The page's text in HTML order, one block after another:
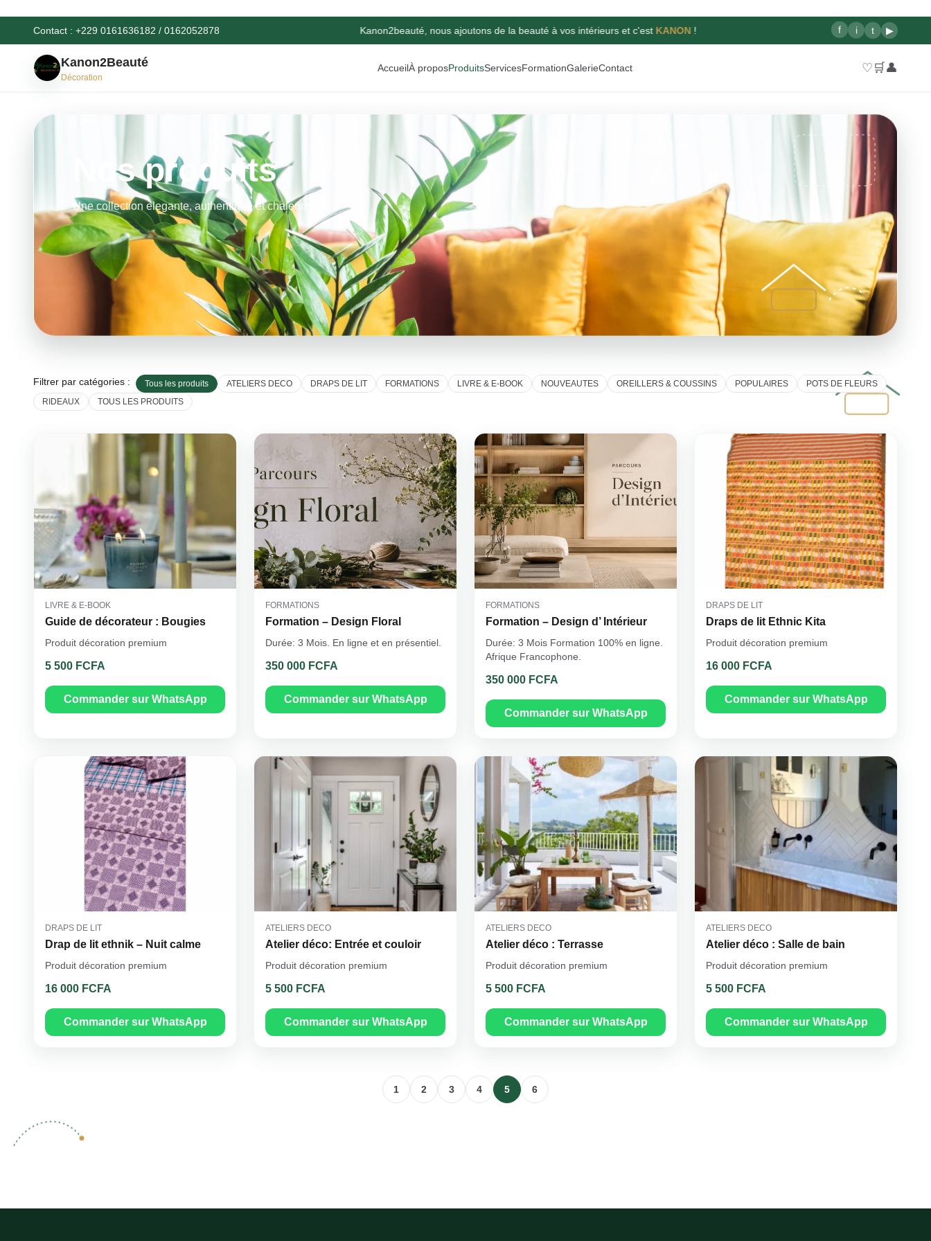
Contact : +229 0161636182 / 0162052878 Kanon2beauté, nous ajoutons de la beauté à vos intérieurs et c'estKANON! f i t ▶
Kanon2Beauté
Décoration
AccueilÀ proposProduitsServicesFormationGalerieContact ♡ 🛒 👤
Nos produits
Une collection elegante, authentique et chaleureuse.
Filtrer par catégories : Tous les produits ATELIERS DECO DRAPS DE LIT FORMATIONS LIVRE & E-BOOK NOUVEAUTES OREILLERS & COUSSINS POPULAIRES
POTS DE FLEURS
RIDEAUX
TOUS LES PRODUITS
LIVRE & E-BOOK
Guide de décorateur : Bougies
Produit décoration premium
5 500 FCFA
Commander sur WhatsApp
FORMATIONS
Formation – Design Floral
Durée: 3 Mois. En ligne et en présentiel.
350 000 FCFA
Commander sur WhatsApp
FORMATIONS
Formation – Design d’ Intérieur
Durée: 3 Mois Formation 100% en ligne.
Afrique Francophone.
350 000 FCFA
Commander sur WhatsApp
DRAPS DE LIT
Draps de lit Ethnic Kita
Produit décoration premium
16 000 FCFA
Commander sur WhatsApp
DRAPS DE LIT
Drap de lit ethnik – Nuit calme
Produit décoration premium
16 000 FCFA
Commander sur WhatsApp
ATELIERS DECO
Atelier déco: Entrée et couloir
Produit décoration premium
5 500 FCFA
Commander sur WhatsApp
ATELIERS DECO
Atelier déco : Terrasse
Produit décoration premium
5 500 FCFA
Commander sur WhatsApp
ATELIERS DECO
Atelier déco : Salle de bain
Produit décoration premium
5 500 FCFA
Commander sur WhatsApp
1 2 3 4 5 6